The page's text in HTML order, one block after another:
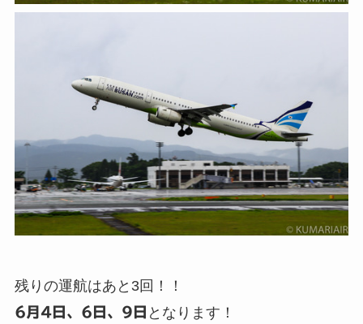
残りの運航はあと3回！！
6月4日、6日、9日 となります！